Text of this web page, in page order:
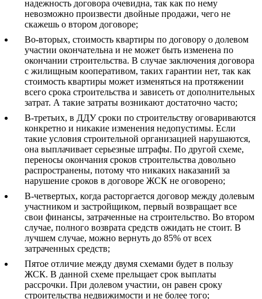
надежность договора очевидна, так как по нему
невозможно произвести двойные продажи, чего не
скажешь о втором договоре;
Во-вторых, стоимость квартиры по договору о долевом
участии окончательна и не может быть изменена по
окончании строительства. В случае заключения договора
с жилищным кооперативом, таких гарантии нет, так как
стоимость квартиры может изменяться на протяжении
всего срока строительства и зависеть от дополнительных
затрат. А такие затраты возникают достаточно часто;
В-третьих, в ДДУ сроки по строительству оговариваются
конкретно и никакие изменения недопустимы. Если
такие условия строительной организацией нарушаются,
она выплачивает серьезные штрафы. По другой схеме,
переносы окончания сроков строительства довольно
распространены, потому что никаких наказаний за
нарушение сроков в договоре ЖСК не оговорено;
В-четвертых, когда расторгается договор между долевым
участником и застройщиком, первый возвращает все
свои финансы, затраченные на строительство. Во втором
случае, полного возврата средств ожидать не стоит. В
лучшем случае, можно вернуть до 85% от всех
затраченных средств;
Пятое отличие между двумя схемами будет в пользу
ЖСК. В данной схеме прельщает срок выплаты
рассрочки. При долевом участии, он равен сроку
строительства недвижимости и не более того;